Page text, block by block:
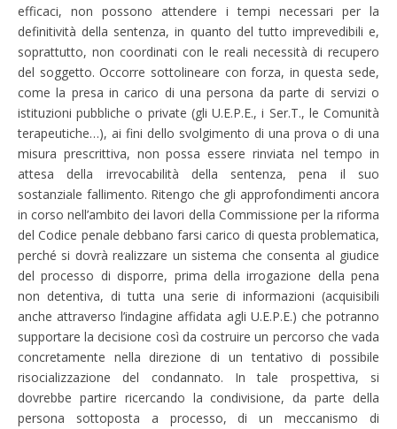
efficaci, non possono attendere i tempi necessari per la
definitività della sentenza, in quanto del tutto imprevedibili e,
soprattutto, non coordinati con le reali necessità di recupero
del soggetto. Occorre sottolineare con forza, in questa sede,
come la presa in carico di una persona da parte di servizi o
istituzioni pubbliche o private (gli U.E.P.E., i Ser.T., le Comunità
terapeutiche…), ai fini dello svolgimento di una prova o di una
misura prescrittiva, non possa essere rinviata nel tempo in
attesa della irrevocabilità della sentenza, pena il suo
sostanziale fallimento. Ritengo che gli approfondimenti ancora
in corso nell’ambito dei lavori della Commissione per la riforma
del Codice penale debbano farsi carico di questa problematica,
perché si dovrà realizzare un sistema che consenta al giudice
del processo di disporre, prima della irrogazione della pena
non detentiva, di tutta una serie di informazioni (acquisibili
anche attraverso l’indagine affidata agli U.E.P.E.) che potranno
supportare la decisione così da costruire un percorso che vada
concretamente nella direzione di un tentativo di possibile
risocializzazione del condannato. In tale prospettiva, si
dovrebbe partire ricercando la condivisione, da parte della
persona sottoposta a processo, di un meccanismo di